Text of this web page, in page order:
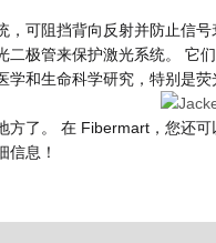
可阻挡背向反射并防止信
极管来保护激光系统。 它
和生命科学研究，特别是
方了。 在 Fibermart，您还
信息！